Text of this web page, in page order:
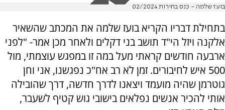
בועז שלמה - כנס בחירות 02/2024
בתחילת דבריו הקריא בועז שלמה את המכתב שהשאיר
אלקנה ויזל הי"ד תושב בני דקלים ולאחר מכן אמר- "לפני
ארבעה חודשים קראתי מעל במה זו במפגש עוצמתי, מול
500 איש לחיבורים. זמן לא רב אח"כ נפגשנו, אני וחן
גוטרמן שהיה מועמד ויצאנו לדרך חדשה, דרך שהובילה
אותי להכיר אנשים נפלאים בישובי גוש קטיף לשעבר,